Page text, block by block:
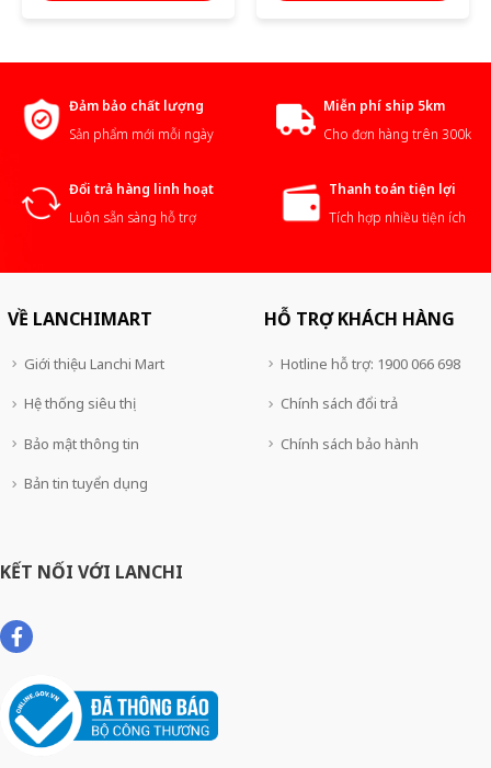
Đảm bảo chất lượng
Sản phẩm mới mỗi ngày
Miễn phí ship 5km
Cho đơn hàng trên 300k
Đổi trả hàng linh hoạt
Luôn sẵn sàng hỗ trợ
Thanh toán tiện lợi
Tích hợp nhiều tiện ích
VỀ LANCHIMART
Giới thiệu Lanchi Mart
Hệ thống siêu thị
Bảo mật thông tin
Bản tin tuyển dụng
HỖ TRỢ KHÁCH HÀNG
Hotline hỗ trợ: 1900 066 698
Chính sách đổi trả
Chính sách bảo hành
KẾT NỐI VỚI LANCHI